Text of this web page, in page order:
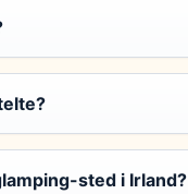
sted i Irland?